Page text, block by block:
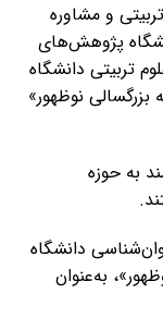
و مشاوره
پژوهش‌های
تربیتی دانشگاه
نوظهور»
علاقه‌مند به حوزه
دانشگاه
به‌عنوان